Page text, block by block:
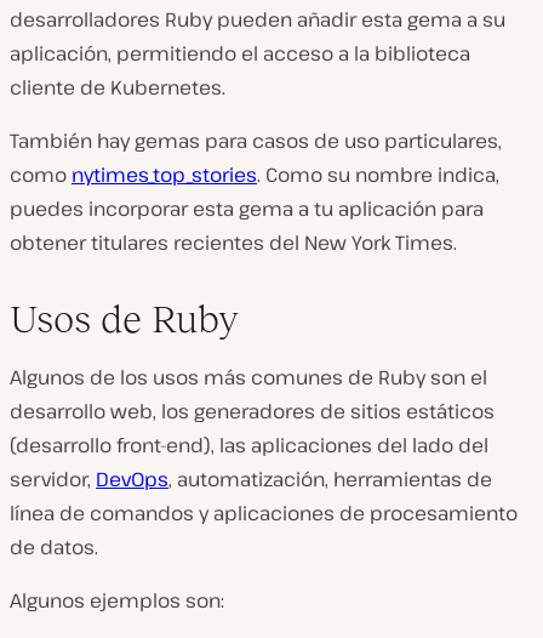
desarrolladores Ruby pueden añadir esta gema a su
aplicación, permitiendo el acceso a la biblioteca
cliente de Kubernetes.
También hay gemas para casos de uso particulares,
como nytimes_top_stories. Como su nombre indica,
puedes incorporar esta gema a tu aplicación para
obtener titulares recientes del New York Times.
Usos de Ruby
Algunos de los usos más comunes de Ruby son el
desarrollo web, los generadores de sitios estáticos
(desarrollo front-end), las aplicaciones del lado del
servidor, DevOps, automatización, herramientas de
línea de comandos y aplicaciones de procesamiento
de datos.
Algunos ejemplos son: